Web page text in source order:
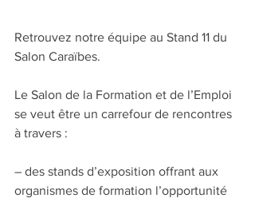
Retrouvez notre équipe au Stand 11 du
Salon Caraïbes.
Le Salon de la Formation et de l’Emploi
se veut être un carrefour de rencontres
à travers :
– des stands d’exposition offrant aux
organismes de formation l’opportunité